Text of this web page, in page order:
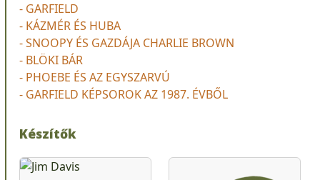
- GARFIELD
- KÁZMÉR ÉS HUBA
- SNOOPY ÉS GAZDÁJA CHARLIE BROWN
- BLÖKI BÁR
- PHOEBE ÉS AZ EGYSZARVÚ
- GARFIELD KÉPSOROK AZ 1987. ÉVBŐL
Készítők